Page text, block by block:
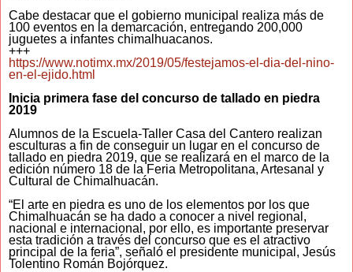
Cabe destacar que el gobierno municipal realiza más de
100 eventos en la demarcación, entregando 200,000
juguetes a infantes chimalhuacanos.
+++
https://www.notimx.mx/2019/05/festejamos-el-dia-del-nino-
en-el-ejido.html
Inicia primera fase del concurso de tallado en piedra
2019
Alumnos de la Escuela-Taller Casa del Cantero realizan
esculturas a fin de conseguir un lugar en el concurso de
tallado en piedra 2019, que se realizará en el marco de la
edición número 18 de la Feria Metropolitana, Artesanal y
Cultural de Chimalhuacán.
“El arte en piedra es uno de los elementos por los que
Chimalhuacán se ha dado a conocer a nivel regional,
nacional e internacional, por ello, es importante preservar
esta tradición a través del concurso que es el atractivo
principal de la feria”, señaló el presidente municipal, Jesús
Tolentino Román Bojórquez.